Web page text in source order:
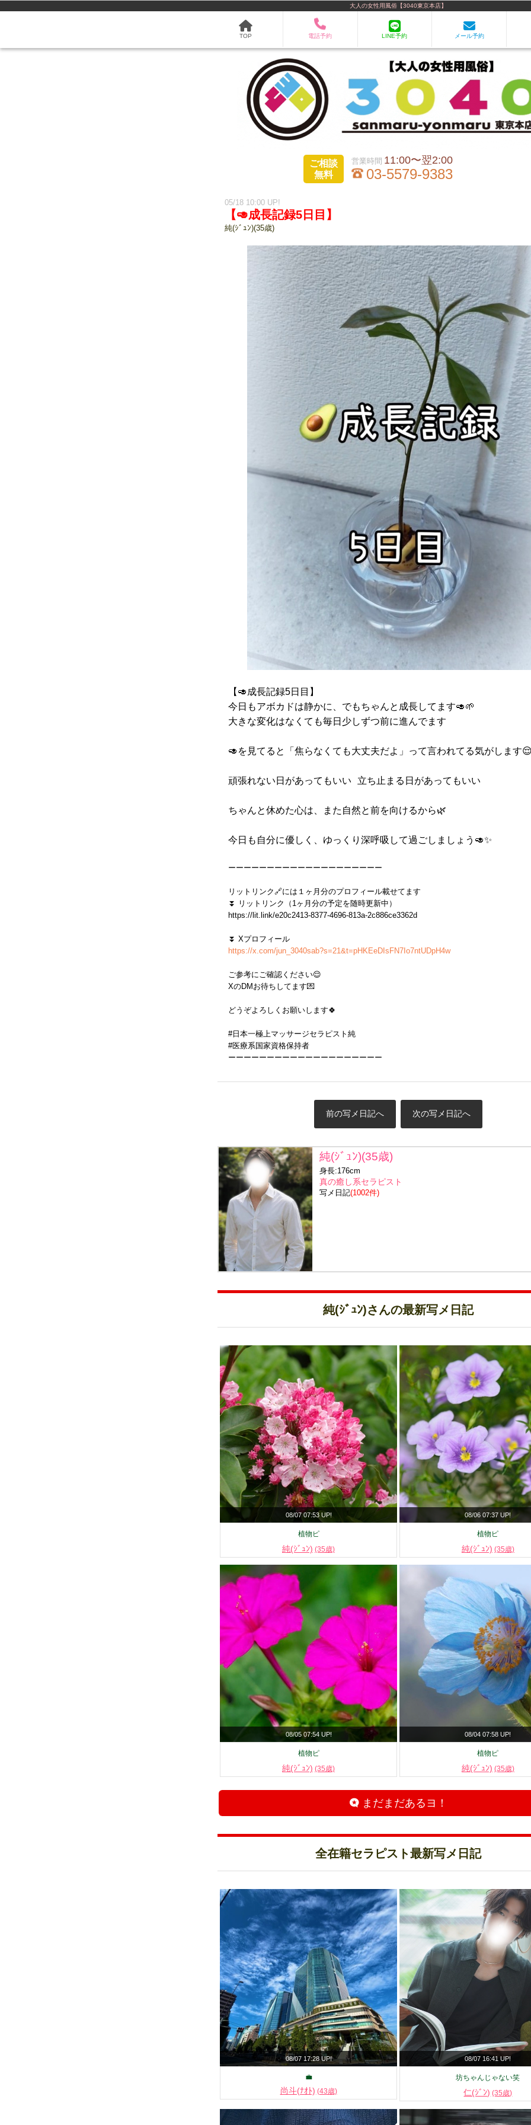
大人の女性用風俗【3040東京本店】
TOP 電話予約 LINE予約 メール予約
ご相談
無料
11:00〜翌2:00
03-5579-9383
05/18 10:00 UP!
【🥑成長記録5日目】
純(ｼﾞｭﾝ)(35歳)
【🥑成長記録5日目】
今日もアボカドは静かに、でもちゃんと成長してます🥑🌱
大きな変化はなくても毎日少しずつ前に進んでます
🥑を見てると「焦らなくても大丈夫だよ」って言われてる気がします
頑張れない日があってもいい 立ち止まる日があってもいい
ちゃんと休めた心は、また自然と前を向けるから🌿
今日も自分に優しく、ゆっくり深呼吸して過ごしましょう🥑✨
ーーーーーーーーーーーーーーーーーーーー
リットリンク🔗には１ヶ月分のプロフィール載せてます
⏬ リットリンク（1ヶ月分の予定を随時更新中）
https://lit.link/e20c2413-8377-4696-813a-2c886ce3362d
⏬ Xプロフィール
https://x.com/jun_3040sab?s=21&t=pHKEeDIsFN7Io7ntUDpH4w
ご参考にご確認ください😌
XのDMお待ちしてます💌
どうぞよろしくお願いします🍀
#日本一極上マッサージセラピスト純
#医療系国家資格保持者
ーーーーーーーーーーーーーーーーーーーー
前の写メ日記へ 次の写メ日記へ
純(ｼﾞｭﾝ)(35歳)
身長:176cm
真の癒し系セラピスト
写メ日記(1002件)
純(ｼﾞｭﾝ)さんの最新写メ日記
08/07 07:53 UP!
植物ピ
純(ｼﾞｭﾝ) (35歳)
08/06 07:37 UP!
植物ピ
純(ｼﾞｭﾝ) (35歳)
08/05 07:54 UP!
植物ピ
純(ｼﾞｭﾝ) (35歳)
08/04 07:58 UP!
植物ピ
純(ｼﾞｭﾝ) (35歳)
まだまだあるヨ！
全在籍セラピスト最新写メ日記
08/07 17:28 UP!
💼
尚斗(ﾅｵﾄ) (43歳)
08/07 16:41 UP!
坊ちゃんじゃない笑
仁(ｼﾞﾝ) (35歳)